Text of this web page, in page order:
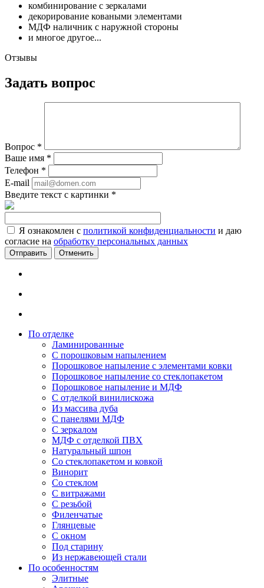
комбинирование с зеркалами
декорирование коваными элементами
МДФ наличник с наружной стороны
и многое другое...
Отзывы
Задать вопрос
Вопрос *
Ваше имя *
Телефон *
E-mail
Введите текст с картинки *
Я ознакомлен с политикой конфиденциальности и даю
согласие на обработку персональных данных
Отменить
По отделке
Ламинированные
С порошковым напылением
Порошковое напыление с элементами ковки
Порошковое напыление со стеклопакетом
Порошковое напыление и МДФ
С отделкой винилискожа
Из массива дуба
С панелями МДФ
С зеркалом
МДФ с отделкой ПВХ
Натуральный шпон
Со стеклопакетом и ковкой
Винорит
Со стеклом
С витражами
С резьбой
Филенчатые
Глянцевые
С окном
Под старину
Из нержавеющей стали
По особенностям
Элитные